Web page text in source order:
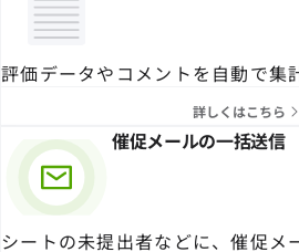
評価データやコメントを自動で集
詳しくはこちら
催促メールの一括送信
シートの未提出者などに、催促メ